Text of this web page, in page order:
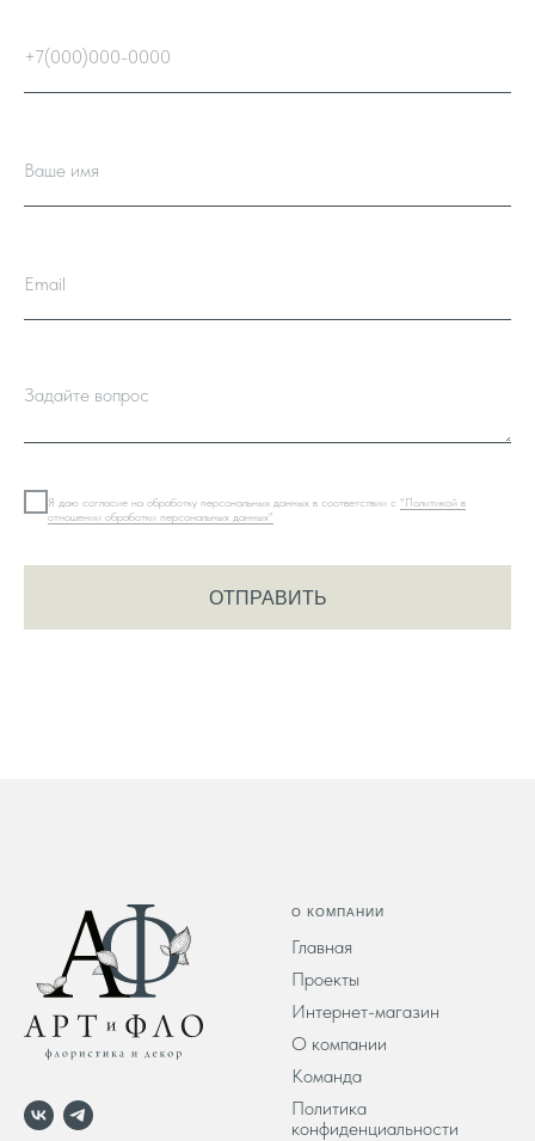
Я даю согласие на обработку персональных данных в соответствии с "Политикой в
отношении обработки персональных данных"
ОТПРАВИТЬ
О КОМПАНИИ
Главная
Проекты
Интернет-магазин
О компании
Команда
Политика
конфиденциальности